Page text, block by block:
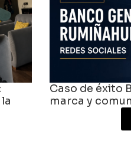
de
Qué es una
Colombia